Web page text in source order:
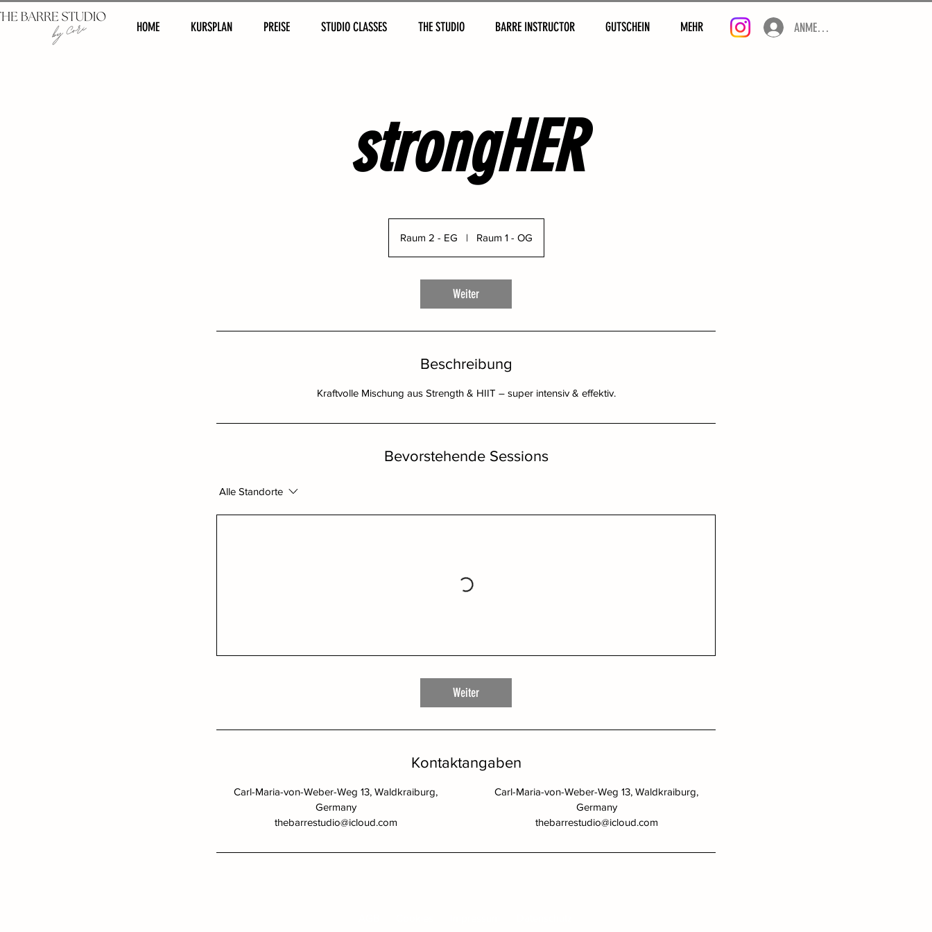
HOME KURSPLAN PREISE STUDIO CLASSES THE STUDIO BARRE INSTRUCTOR GUTSCHEIN MEHR ANMELDEN
strongHER
Raum 2 - EG | Raum 1 - OG
Weiter
Beschreibung
Kraftvolle Mischung aus Strength & HIIT – super intensiv & effektiv.
Bevorstehende Sessions
Alle Standorte
Weiter
Kontaktangaben
Carl-Maria-von-Weber-Weg 13, Waldkraiburg,
Germany
thebarrestudio@icloud.com
Carl-Maria-von-Weber-Weg 13, Waldkraiburg,
Germany
thebarrestudio@icloud.com